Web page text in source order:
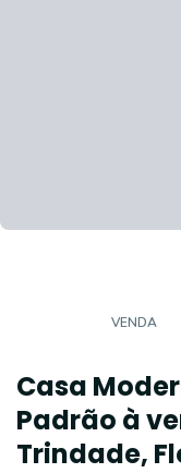
VENDA
Casa
Padrão à
Trindade,